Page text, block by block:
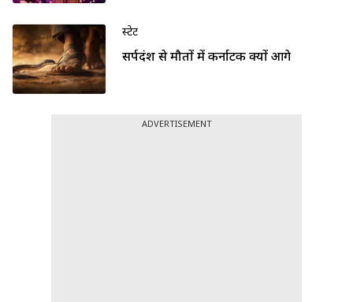
स्टेट
सर्पदंश से मौतों में कर्नाटक क्यों आगे
ADVERTISEMENT